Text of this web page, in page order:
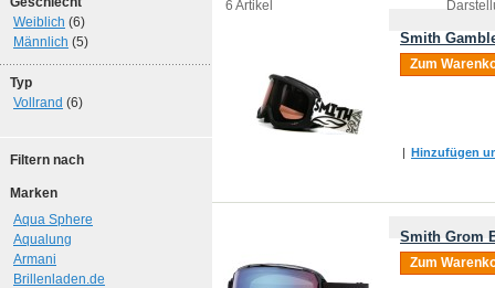
6 Artikel
Smith
Zum
| Hinzufügen
Smith Grom
Zum
Weiblich (6)
Männlich (5)
Typ
Vollrand (6)
Filtern nach
Marken
Aqua Sphere
Aqualung
Armani
Brillenladen.de